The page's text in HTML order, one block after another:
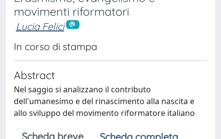
movimenti riformatori
Lucia Felici
In corso di stampa
Abstract
Nel saggio si analizzano il contributo
dell'umanesimo e del rinascimento alla nascita e
allo sviluppo del movimento riformatore italiano
Scheda breve